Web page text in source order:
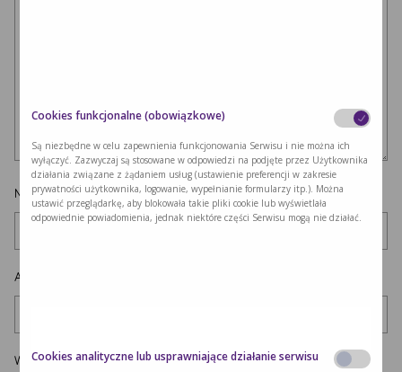
Nazwa*
Adres e-mail
Witryna internetowa
Cookies funkcjonalne (obowiązkowe)
Są niezbędne w celu zapewnienia funkcjonowania Serwisu i nie można ich
wyłączyć. Zazwyczaj są stosowane w odpowiedzi na podjęte przez Użytkownika
działania związane z żądaniem usług (ustawienie preferencji w zakresie
prywatności użytkownika, logowanie, wypełnianie formularzy itp.). Można
ustawić przeglądarkę, aby blokowała takie pliki cookie lub wyświetlała
odpowiednie powiadomienia, jednak niektóre części Serwisu mogą nie działać.
Cookies analityczne lub usprawniające działanie serwisu